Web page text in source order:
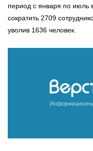
период с января по июль
сократить 2709
уволив 1636 человек.